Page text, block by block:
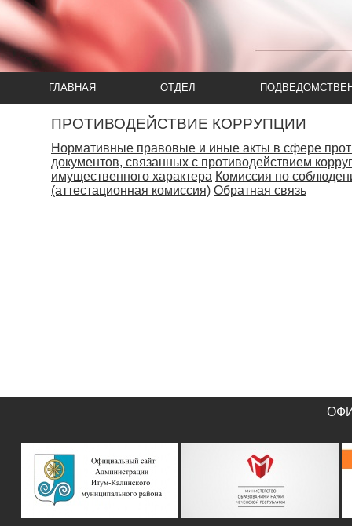
ГЛАВНАЯ ОТДЕЛ
ПРОТИВОДЕЙСТВИЕ КОРРУПЦИИ
Нормативные правовые и иные акты в сфере
документов, связанных с противодействием
имущественного характера Комиссия по
(аттестационная комиссия) Обратная связь